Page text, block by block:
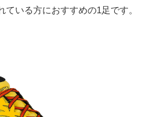
いる方におすすめの1足です。